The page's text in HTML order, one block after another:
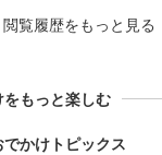
閲覧履歴をもっと見る
もっと楽しむ
でかけトピックス